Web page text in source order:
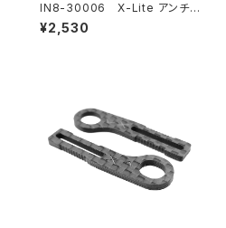
IN8-30006 X-Lite アンチタ
ックウィングマウント 1/10 EP オ
ンロード用 - Xtreme
¥2,530